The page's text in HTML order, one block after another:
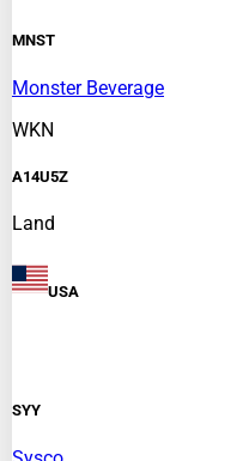
MNST
Monster Beverage
WKN
A14U5Z
Land
USA
SYY